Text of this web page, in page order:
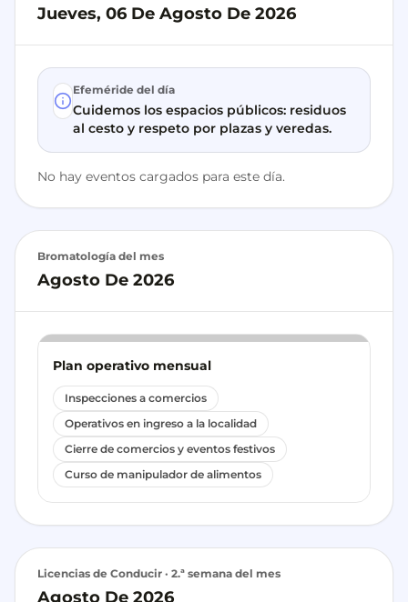
Jueves, 06 De Agosto De 2026
Efeméride del día
Cuidemos los espacios públicos: residuos
al cesto y respeto por plazas y veredas.
No hay eventos cargados para este día.
Bromatología del mes
Agosto De 2026
Plan operativo mensual
Inspecciones a comercios
Operativos en ingreso a la localidad
Cierre de comercios y eventos festivos
Curso de manipulador de alimentos
Licencias de Conducir · 2.ª semana del mes
Agosto De 2026